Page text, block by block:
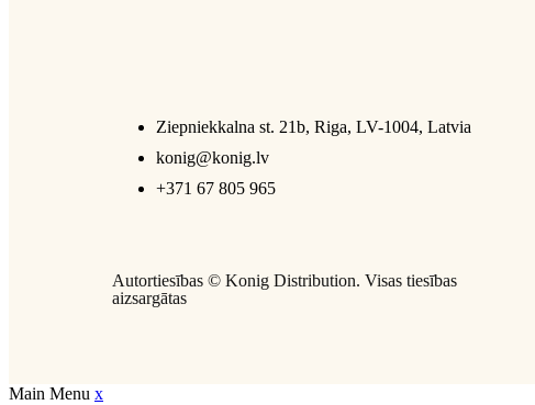
Ziepniekkalna st. 21b, Riga, LV-1004, Latvia
konig@konig.lv
+371 67 805 965
Autortiesības © Konig Distribution. Visas tiesības
aizsargātas
Main Menu x